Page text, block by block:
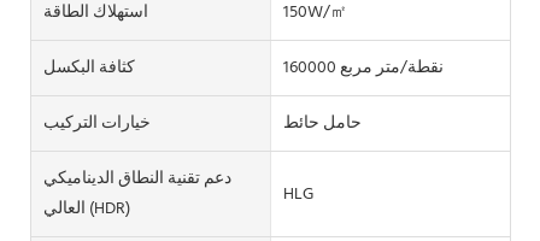
استهلاك الطاقة
150W/㎡
كثافة البكسل
160000 نقطة/متر مربع
خيارات التركيب
حامل حائط
دعم تقنية النطاق الديناميكي
العالي (HDR)
HLG